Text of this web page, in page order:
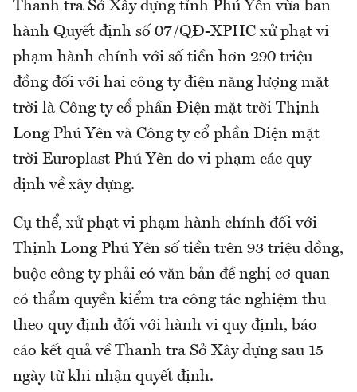
Thanh tra Sở Xây dựng tỉnh Phú Yên vừa ban
hành Quyết định số 07/QĐ-XPHC xử phạt vi
phạm hành chính với số tiền hơn 290 triệu
đồng đối với hai công ty điện năng lượng mặt
trời là Công ty cổ phần Điện mặt trời Thịnh
Long Phú Yên và Công ty cổ phần Điện mặt
trời Europlast Phú Yên do vi phạm các quy
định về xây dựng.
Cụ thể, xử phạt vi phạm hành chính đối với
Thịnh Long Phú Yên số tiền trên 93 triệu đồng,
buộc công ty phải có văn bản đề nghị cơ quan
có thẩm quyền kiểm tra công tác nghiệm thu
theo quy định đối với hành vi quy định, báo
cáo kết quả về Thanh tra Sở Xây dựng sau 15
ngày từ khi nhận quyết định.